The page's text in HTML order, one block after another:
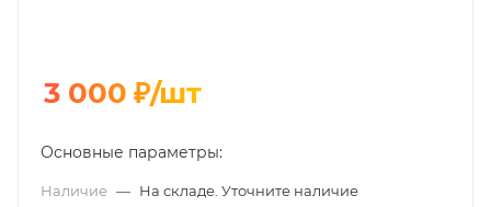
3 000 ₽/шт
Основные параметры:
Наличие — На складе. Уточните наличие